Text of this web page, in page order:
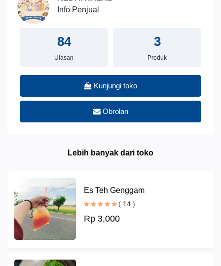
Info Penjual
84
Ulasan
3
Produk
Kunjungi toko
Obrolan
Lebih banyak dari toko
Es Teh Genggam
( 14 )
Rp 3,000